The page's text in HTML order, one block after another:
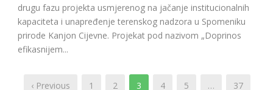
drugu fazu projekta usmjerenog na jačanje institucionalnih
kapaciteta i unapređenje terenskog nadzora u Spomeniku
prirode Kanjon Cijevne. Projekat pod nazivom „Doprinos
efikasnijem...
‹ Previous 1 2 3 4 5 …
37